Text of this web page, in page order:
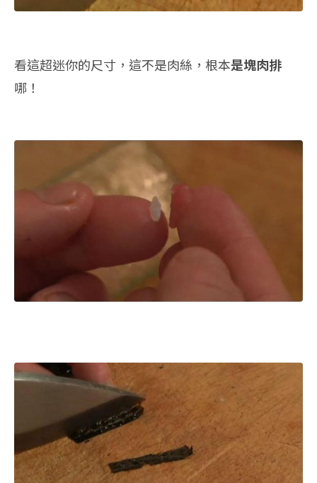
看這超迷你的尺寸，這不是肉絲，根本是塊肉排
哪！